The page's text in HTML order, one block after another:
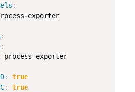
:
-exporter
:
:
process-exporter
:
true
:
true